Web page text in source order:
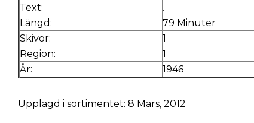
Text:
.
Längd:
79 Minuter
Skivor:
1
Region:
1
År:
1946
Upplagd i sortimentet: 8 Mars, 2012